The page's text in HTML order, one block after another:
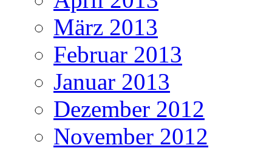
März 2013
Februar 2013
Januar 2013
Dezember 2012
November 2012